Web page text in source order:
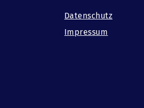
Datenschutz
Impressum